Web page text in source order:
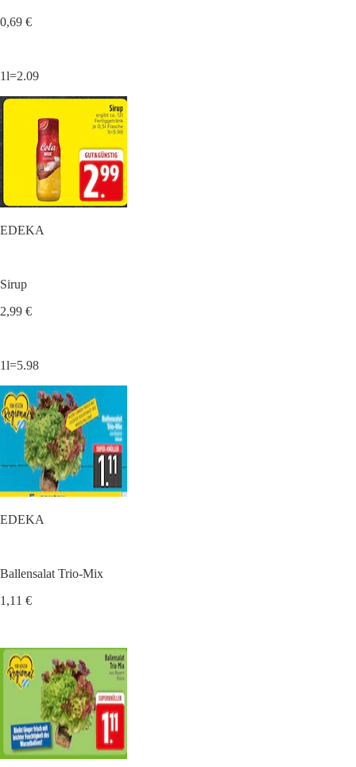
0,69 €
1l=2.09
EDEKA
Sirup
2,99 €
1l=5.98
EDEKA
Ballensalat Trio-Mix
1,11 €